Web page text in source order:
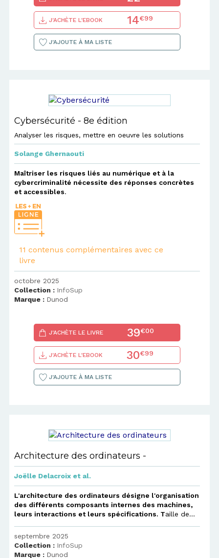
J'ACHÈTE L'EBOOK 14€99
J'AJOUTE À MA LISTE
Cybersécurité - 8e édition
Analyser les risques, mettre en oeuvre les solutions
Solange Ghernaouti
Maîtriser les risques liés au numérique et à la
cybercriminalité nécessite des réponses concrètes
et accessibles.
11 contenus complémentaires avec ce
livre
octobre 2025
Collection : InfoSup
Marque : Dunod
J'ACHÈTE LE LIVRE 39€00
J'ACHÈTE L'EBOOK 30€99
J'AJOUTE À MA LISTE
Architecture des ordinateurs -
Joëlle Delacroix et al.
L'architecture des ordinateurs désigne l'organisation
des différents composants internes des machines,
leurs interactions et leurs spécifications. Taille de...
septembre 2025
Collection : InfoSup
Marque : Dunod